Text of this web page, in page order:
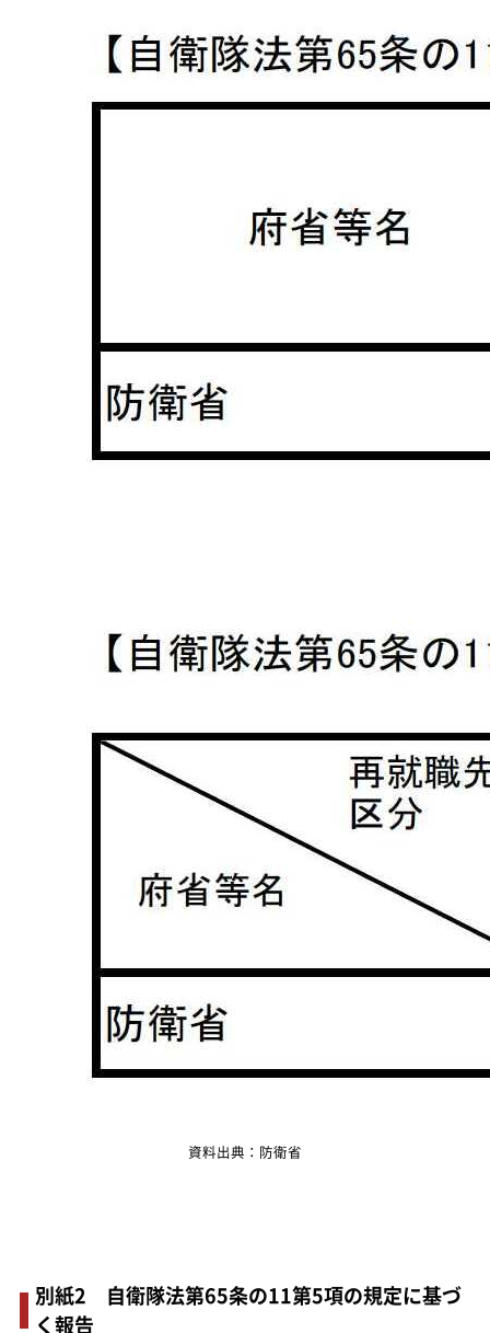
資料出典：防衛省
別紙2 自衛隊法第65条の11第5項の規定に基づ
く報告